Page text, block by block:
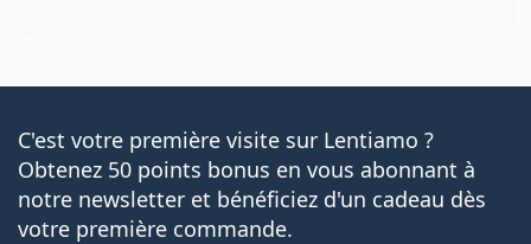
C'est votre première visite sur Lentiamo ?
Obtenez 50 points bonus en vous abonnant à
notre newsletter et bénéficiez d'un cadeau dès
votre première commande.